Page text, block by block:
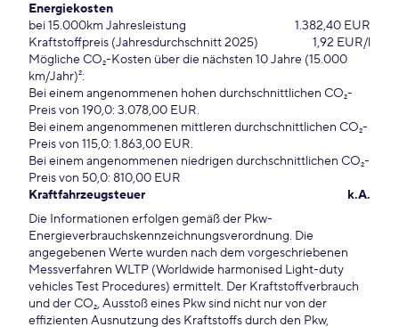
Energiekosten
bei 15.000km Jahresleistung
1.382,40 EUR
Kraftstoffpreis (Jahresdurchschnitt 2025)
1,92 EUR/l
Mögliche CO₂-Kosten über die nächsten 10 Jahre (15.000
km/Jahr)²:
Bei einem angenommenen hohen durchschnittlichen CO₂-
Preis von 190,0: 3.078,00 EUR.
Bei einem angenommenen mittleren durchschnittlichen CO₂-
Preis von 115,0: 1.863,00 EUR.
Bei einem angenommenen niedrigen durchschnittlichen CO₂-
Preis von 50,0: 810,00 EUR
Kraftfahrzeugsteuer
k.A.
Die Informationen erfolgen gemäß der Pkw-
Energieverbrauchskennzeichnungsverordnung. Die
angegebenen Werte wurden nach dem vorgeschriebenen
Messverfahren WLTP (Worldwide harmonised Light-duty
vehicles Test Procedures) ermittelt. Der Kraftstoffverbrauch
und der CO₂, Ausstoß eines Pkw sind nicht nur von der
effizienten Ausnutzung des Kraftstoffs durch den Pkw,